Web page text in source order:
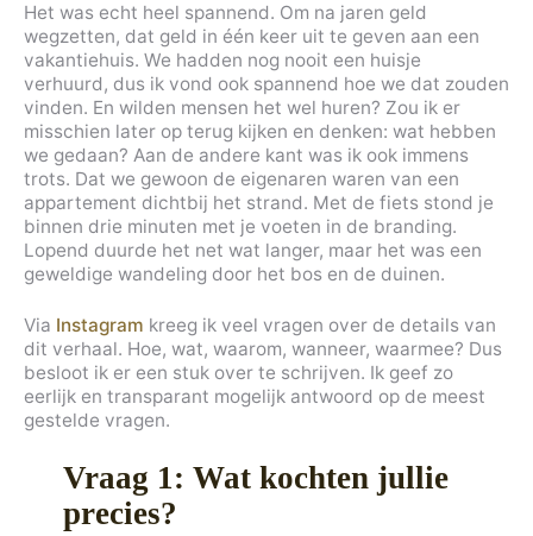
Het was echt heel spannend. Om na jaren geld
wegzetten, dat geld in één keer uit te geven aan een
vakantiehuis. We hadden nog nooit een huisje
verhuurd, dus ik vond ook spannend hoe we dat zouden
vinden. En wilden mensen het wel huren? Zou ik er
misschien later op terug kijken en denken: wat hebben
we gedaan? Aan de andere kant was ik ook immens
trots. Dat we gewoon de eigenaren waren van een
appartement dichtbij het strand. Met de fiets stond je
binnen drie minuten met je voeten in de branding.
Lopend duurde het net wat langer, maar het was een
geweldige wandeling door het bos en de duinen.
Via Instagram kreeg ik veel vragen over de details van
dit verhaal. Hoe, wat, waarom, wanneer, waarmee? Dus
besloot ik er een stuk over te schrijven. Ik geef zo
eerlijk en transparant mogelijk antwoord op de meest
gestelde vragen.
Vraag 1: Wat kochten jullie
precies?